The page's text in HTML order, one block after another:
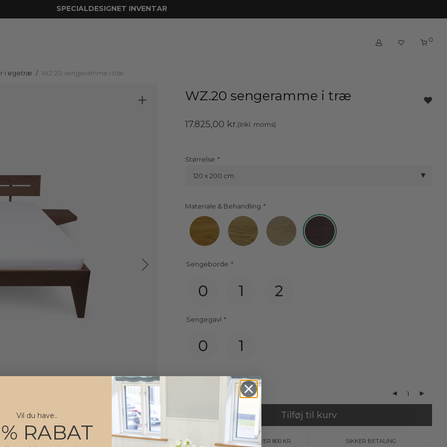
SPECIALDESIGNET INVENTAR
0
i egetræ / WZ.20 sengeramme i træ
WZ.20 sengeramme i træ
17.825,00 kr.(Inkl. moms)
Størrelse
120 x 200 cm.
Materiale & Behandling
Sengeborde *
Sengegavl *
Tilføj til kurv
FRI FRAGT V/KØB OVER 800 KR. SIKKER BETALING
Vil du have..
RABAT